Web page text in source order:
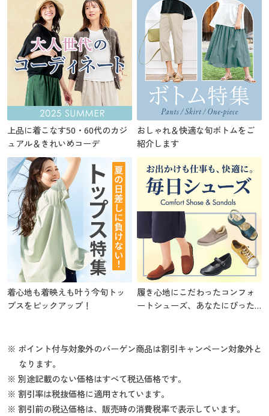
上品に着こなす50・60代のカジ
ュアル＆きれいめコーデ
おしゃれ＆快適な旬ボトムをご
紹介します
着心地も着映えも叶う今旬トッ
プスをピックアップ！
履き心地にこだわったコンフォ
ートシューズ、あなたにぴった
※ ポイント付与対象外のバーゲン商品は割引キャンペーン対象外と
なります。
※ 別途記載のない価格はすべて税込価格です。
※ 割引率は税抜価格に適用されています。
※ 割引前の税込価格は、販売時の消費税率で表示しています。